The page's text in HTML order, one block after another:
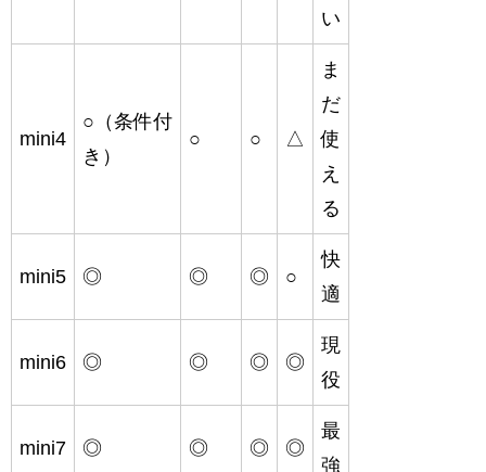
い
mini4
○（条件付
き）
○ ○ △
ま
だ
使
え
る
mini5 ◎ ◎ ◎ ○
快
適
mini6 ◎ ◎ ◎ ◎
現
役
mini7 ◎ ◎ ◎ ◎
最
強